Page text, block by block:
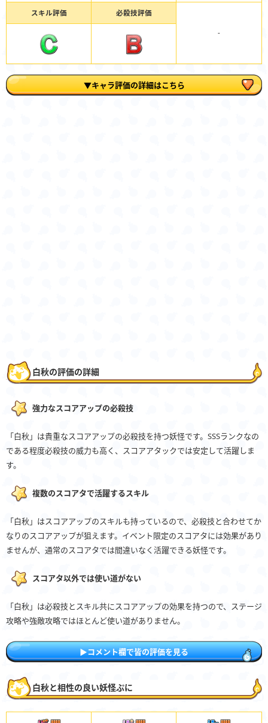
スキル評価 必殺技評価
-
▼キャラ評価の詳細はこちら
白秋の評価の詳細
強力なスコアアップの必殺技
「白秋」は貴重なスコアアップの必殺技を持つ妖怪です。SSSランクなの
である程度必殺技の威力も高く、スコアアタックでは安定して活躍しま
す。
複数のスコアタで活躍するスキル
「白秋」はスコアアップのスキルも持っているので、必殺技と合わせてか
なりのスコアアップが狙えます。イベント限定のスコアタには効果があり
ませんが、通常のスコアタでは間違いなく活躍できる妖怪です。
スコアタ以外では使い道がない
「白秋」は必殺技とスキル共にスコアアップの効果を持つので、ステージ
攻略や強敵攻略ではほとんど使い道がありません。
▶︎︎コメント欄で皆の評価を見る
白秋と相性の良い妖怪ぷに